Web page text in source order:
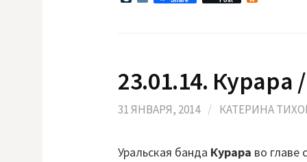
r
n
l
s
s
i
k
23.01.14. Курара
31 ЯНВАРЯ, 2014 / КАТЕРИНА
Уральская банда Курара во главе с